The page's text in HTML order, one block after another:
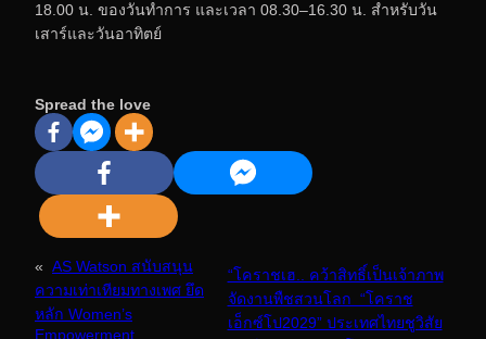
18.00 น. ของวันทำการ และเวลา 08.30–16.30 น. สำหรับวัน
เสาร์และวันอาทิตย์
Spread the love
« AS Watson สนับสนุน
ความเท่าเทียมทางเพศ ยึด
หลัก Women’s
Empowerment
“โคราชเฮ.. คว้าสิทธิ์เป็นเจ้าภาพ
จัดงานพืชสวนโลก “โคราช
เอ็กซ์โป2029” ประเทศไทยชูวิสัย